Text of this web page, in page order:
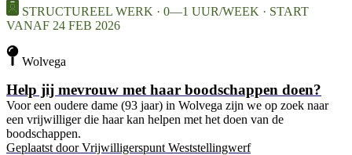
STRUCTUREEL WERK · 0—1 UUR/WEEK · START
VANAF 24 FEB 2026
Wolvega
Help jij mevrouw met haar boodschappen doen?
Voor een oudere dame (93 jaar) in Wolvega zijn we op zoek naar
een vrijwilliger die haar kan helpen met het doen van de
boodschappen.
Geplaatst door Vrijwilligerspunt Weststellingwerf